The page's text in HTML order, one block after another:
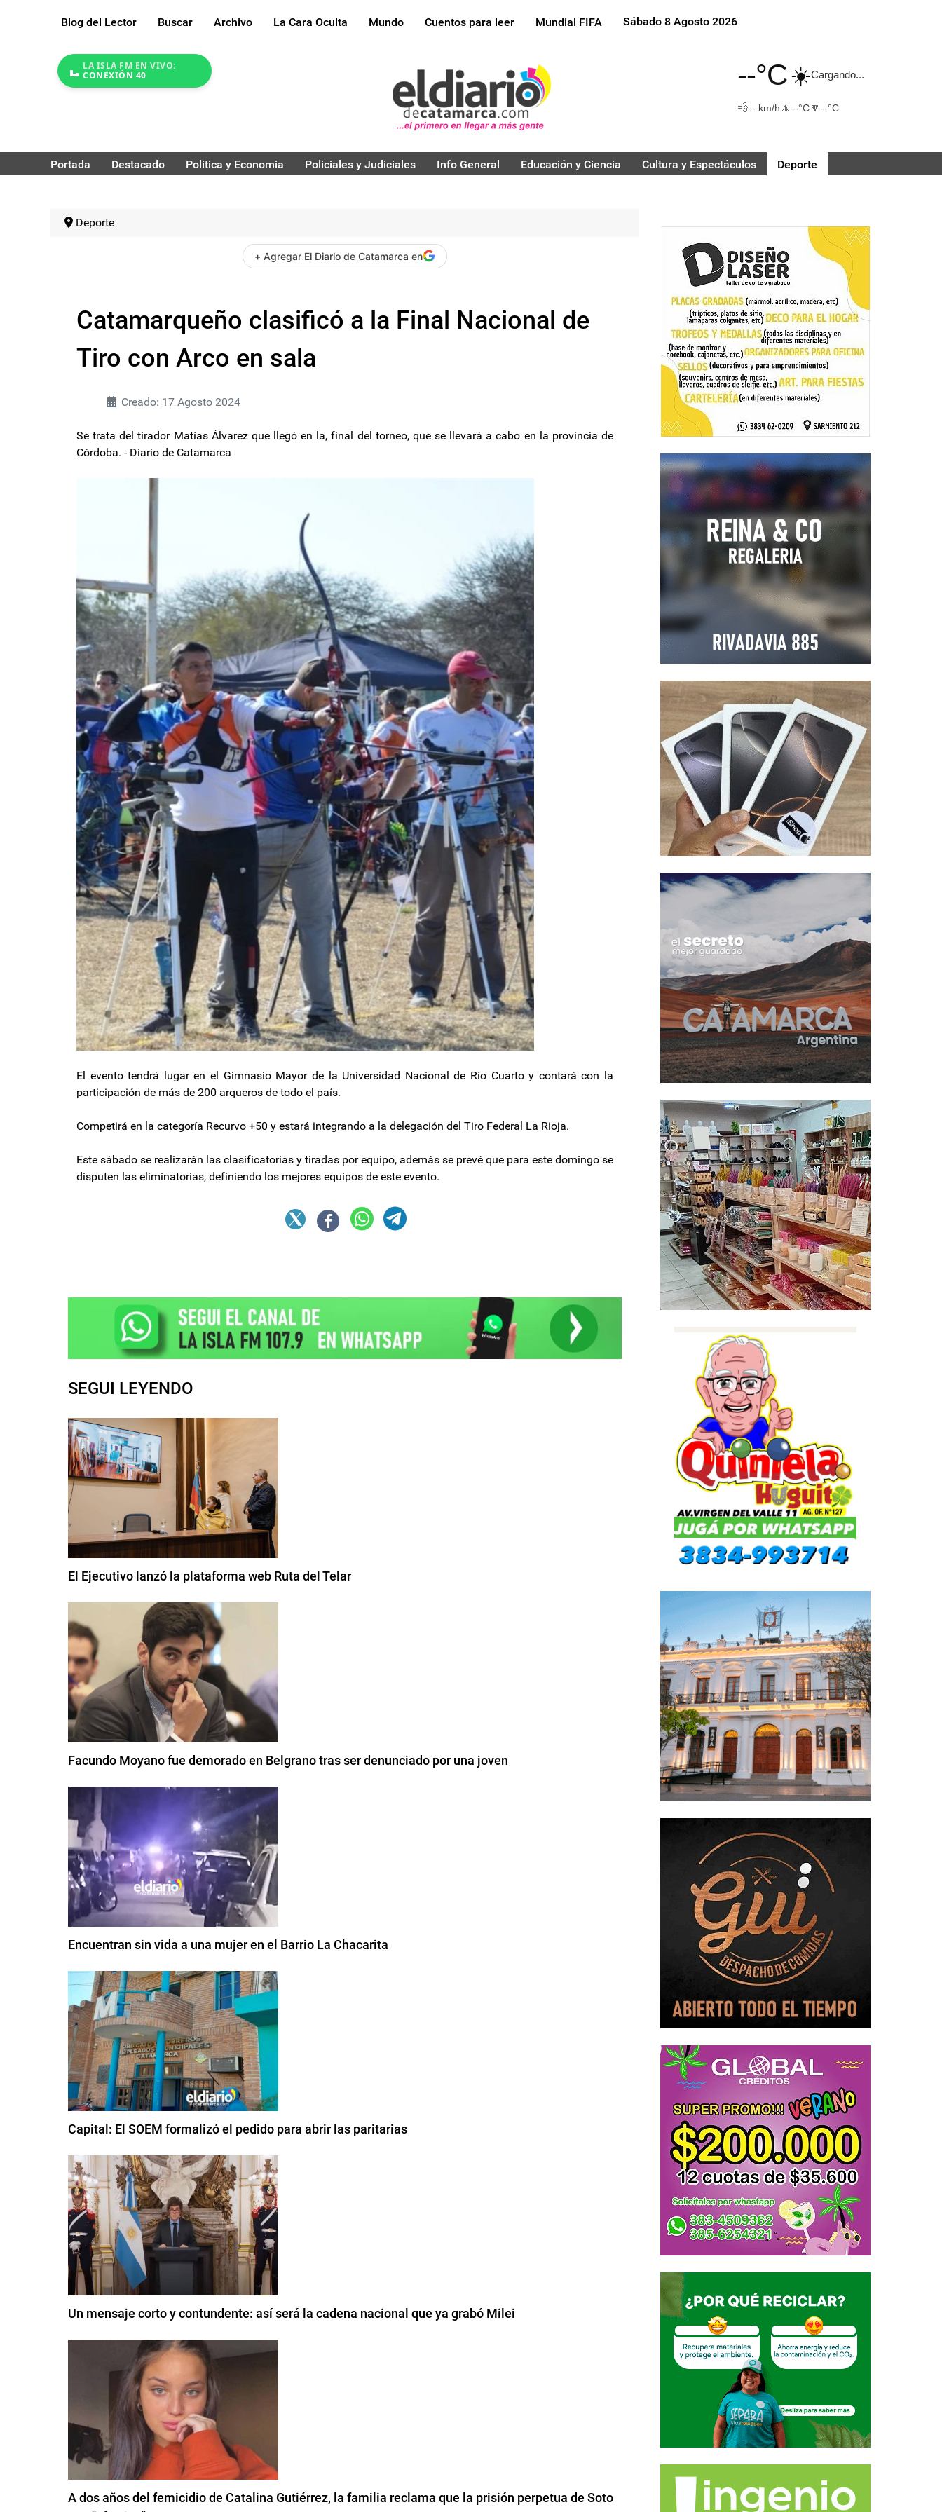
Blog del Lector Buscar Archivo La Cara Oculta Mundo Cuentos para leer Mundial FIFA Sábado 8 Agosto 2026
LA ISLA FM EN VIVO:
CONEXIÓN 40
--°C☀️Cargando...
💨-- km/h 🔼 --°C🔽 --°C
Portada Destacado Politica y Economia Policiales y Judiciales Info General Educación y Ciencia Cultura y Espectáculos Deporte
Deporte
+ Agregar El Diario de Catamarca en
Catamarqueño clasificó a la Final Nacional de
Tiro con Arco en sala
Creado: 17 Agosto 2024
Se trata del tirador Matías Álvarez que llegó en la, final del torneo, que se llevará a cabo en la provincia de
Córdoba. - Diario de Catamarca
El evento tendrá lugar en el Gimnasio Mayor de la Universidad Nacional de Río Cuarto y contará con la
participación de más de 200 arqueros de todo el país.
Competirá en la categoría Recurvo +50 y estará integrando a la delegación del Tiro Federal La Rioja.
Este sábado se realizarán las clasificatorias y tiradas por equipo, además se prevé que para este domingo se
disputen las eliminatorias, definiendo los mejores equipos de este evento.
SEGUI LEYENDO
El Ejecutivo lanzó la plataforma web Ruta del Telar
Facundo Moyano fue demorado en Belgrano tras ser denunciado por una joven
Encuentran sin vida a una mujer en el Barrio La Chacarita
Capital: El SOEM formalizó el pedido para abrir las paritarias
Un mensaje corto y contundente: así será la cadena nacional que ya grabó Milei
A dos años del femicidio de Catalina Gutiérrez, la familia reclama que la prisión perpetua de Soto